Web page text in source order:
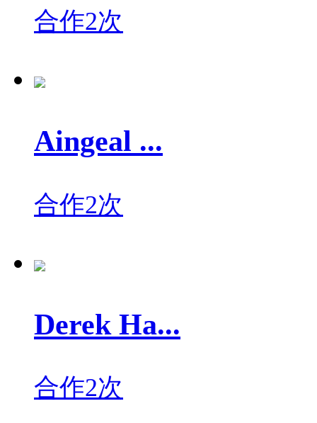
合作2次
Aingeal ...
合作2次
Derek Ha...
合作2次